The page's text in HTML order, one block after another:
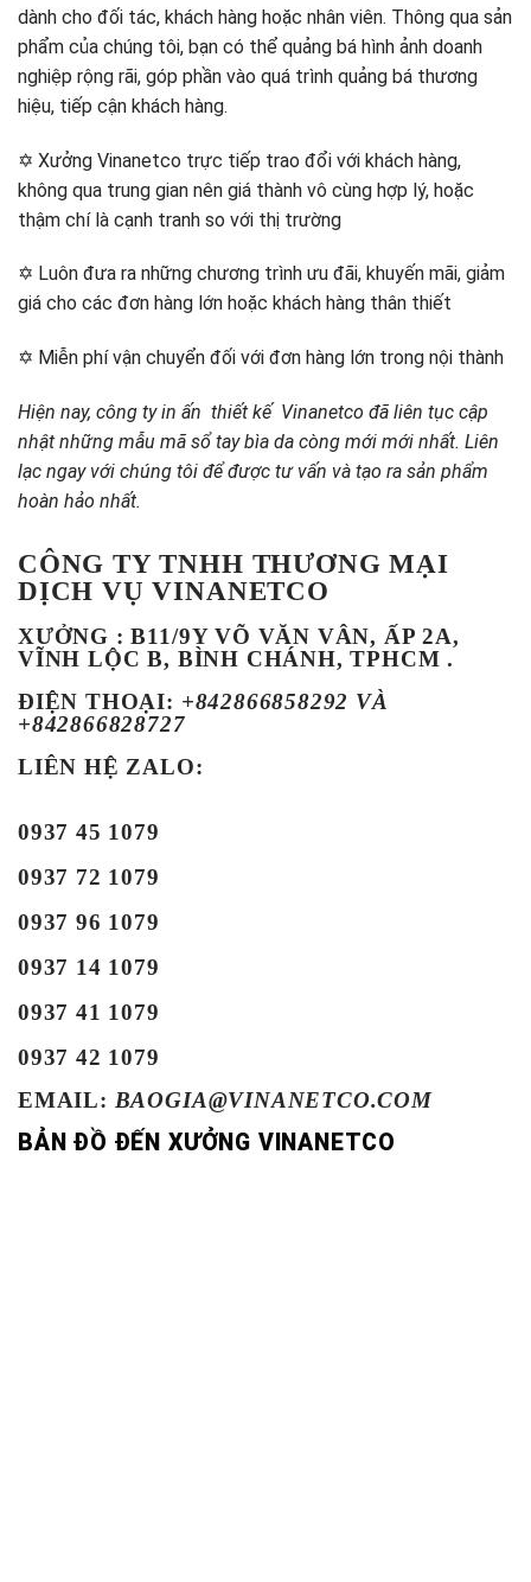
dành cho đối tác, khách hàng hoặc nhân viên. Thông qua sản
phẩm của chúng tôi, bạn có thể quảng bá hình ảnh doanh
nghiệp rộng rãi, góp phần vào quá trình quảng bá thương
hiệu, tiếp cận khách hàng.
✡ Xưởng Vinanetco trực tiếp trao đổi với khách hàng,
không qua trung gian nên giá thành vô cùng hợp lý, hoặc
thậm chí là cạnh tranh so với thị trường
✡ Luôn đưa ra những chương trình ưu đãi, khuyến mãi, giảm
giá cho các đơn hàng lớn hoặc khách hàng thân thiết
✡ Miễn phí vận chuyển đối với đơn hàng lớn trong nội thành
Hiện nay, công ty in ấn thiết kế Vinanetco đã liên tục cập
nhật những mẫu mã sổ tay bìa da còng mới mới nhất. Liên
lạc ngay với chúng tôi để được tư vấn và tạo ra sản phẩm
hoàn hảo nhất.
CÔNG TY TNHH THƯƠNG MẠI
DỊCH VỤ VINANETCO
XƯỞNG : B11/9Y VÕ VĂN VÂN, ẤP 2A,
VĨNH LỘC B, BÌNH CHÁNH, TPHCM .
ĐIỆN THOẠI: +842866858292 VÀ
+842866828727
LIÊN HỆ ZALO:
0937 45 1079
0937 72 1079
0937 96 1079
0937 14 1079
0937 41 1079
0937 42 1079
EMAIL: BAOGIA@VINANETCO.COM
BẢN ĐỒ ĐẾN XƯỞNG VINANETCO